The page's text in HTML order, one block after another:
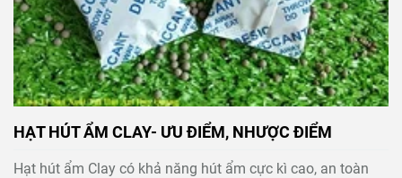
HẠT HÚT ẨM CLAY- ƯU ĐIỂM, NHƯỢC ĐIỂM
Hạt hút ẩm Clay có khả năng hút ẩm cực kì cao, an toàn